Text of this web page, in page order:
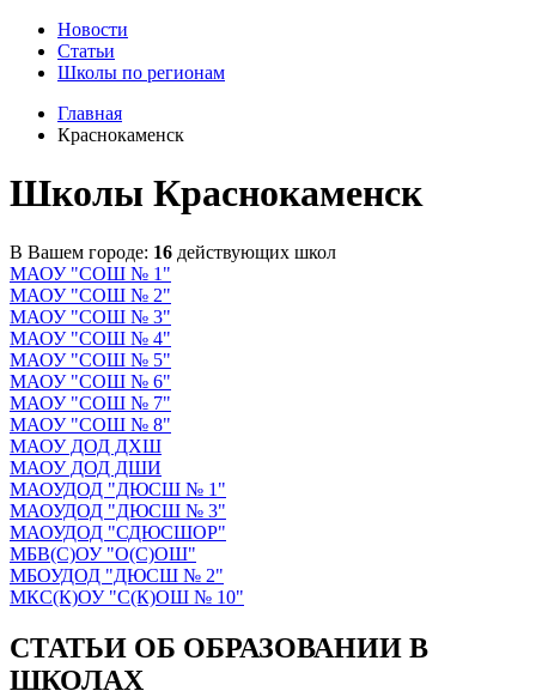
Новости
Статьи
Школы по регионам
Главная
Краснокаменск
Школы Краснокаменск
В Вашем городе: 16 действующих школ
МАОУ "СОШ № 1"
МАОУ "СОШ № 2"
МАОУ "СОШ № 3"
МАОУ "СОШ № 4"
МАОУ "СОШ № 5"
МАОУ "СОШ № 6"
МАОУ "СОШ № 7"
МАОУ "СОШ № 8"
МАОУ ДОД ДХШ
МАОУ ДОД ДШИ
МАОУДОД "ДЮСШ № 1"
МАОУДОД "ДЮСШ № 3"
МАОУДОД "СДЮСШОР"
МБВ(С)ОУ "О(С)ОШ"
МБОУДОД "ДЮСШ № 2"
МКС(К)ОУ "С(К)ОШ № 10"
СТАТЬИ ОБ ОБРАЗОВАНИИ В
ШКОЛАХ